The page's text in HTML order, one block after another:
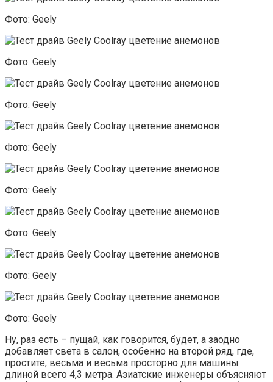
Фото: Geely
Фото: Geely
Фото: Geely
Фото: Geely
Фото: Geely
Фото: Geely
Фото: Geely
Фото: Geely
Ну, раз есть – пущай, как говорится, будет, а заодно
добавляет света в салон, особенно на второй ряд, где,
простите, весьма и весьма просторно для машины
длиной всего 4,3 метра. Азиатские инженеры объясняют